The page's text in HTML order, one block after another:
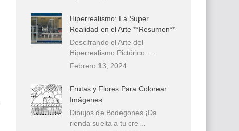
Hiperrealismo: La Super
Realidad en el Arte **Resumen**
Descifrando el Arte del
Hiperrealismo Pictórico: …
Febrero 13, 2024
Frutas y Flores Para Colorear
Imágenes
Dibujos de Bodegones ¡Da
rienda suelta a tu cre…